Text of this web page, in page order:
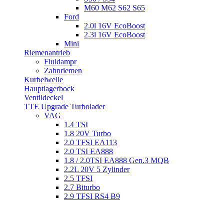
M60 M62 S62 S65
Ford
2.0l 16V EcoBoost
2.3l 16V EcoBoost
Mini
Riemenantrieb
Fluidampr
Zahnriemen
Kurbelwelle
Hauptlagerbock
Ventildeckel
TTE Upgrade Turbolader
VAG
1.4 TSI
1.8 20V Turbo
2.0 TFSI EA113
2.0 TSI EA888
1.8 / 2.0TSI EA888 Gen.3 MQB
2.2L 20V 5 Zylinder
2.5 TFSI
2.7 Biturbo
2.9 TFSI RS4 B9